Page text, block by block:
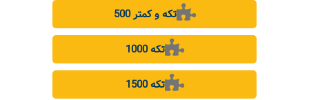
500 تکه و کمتر
1000 تکه
1500 تکه